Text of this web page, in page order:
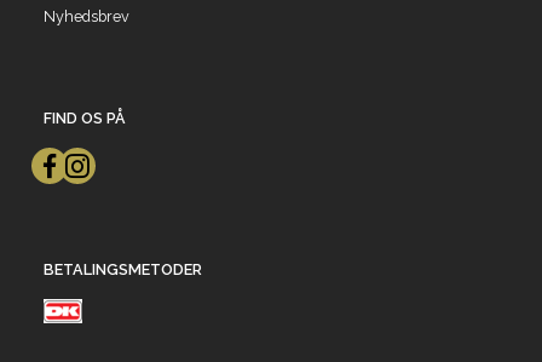
Nyhedsbrev
FIND OS PÅ
BETALINGSMETODER